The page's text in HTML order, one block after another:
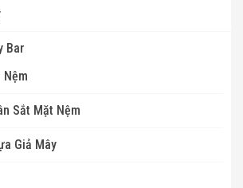
Bar
Nệm
Sắt Mặt Nệm
Giả Mây